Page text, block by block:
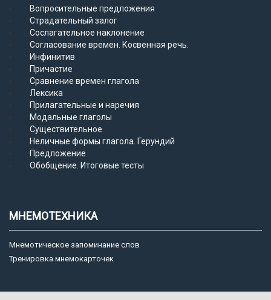
Вопросительные предложения
Страдательный залог
Сослагательное наклонение
Согласование времен. Косвенная речь.
Инфинитив
Причастие
Сравнение времен глагола
Лексика
Прилагательные и наречия
Модальные глаголы
Существительное
Неличные формы глагола. Герундий
Предложение
Обобщение. Итоговые тесты
МНЕМОТЕХНИКА
Мнемотическое запоминание слов
Тренировка мнемокарточек